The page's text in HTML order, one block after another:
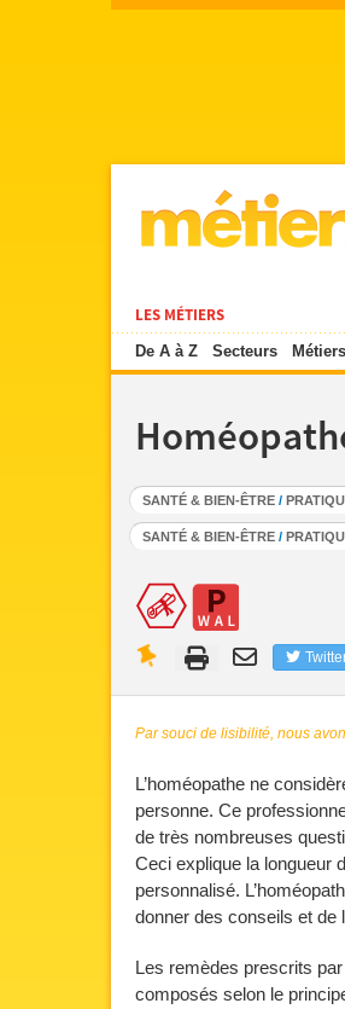
LES MÉTIERS
De A à Z Secteurs
SANTÉ & BIEN-ÊTRE /
SANTÉ & BIEN-ÊTRE /
Par souci de lisibilité, nous
L’homéopathe ne
personne. Ce
de très nombreuses
Ceci explique la longueur
personnalisé.
donner des conseils et de
Les remèdes prescrits
composés selon le